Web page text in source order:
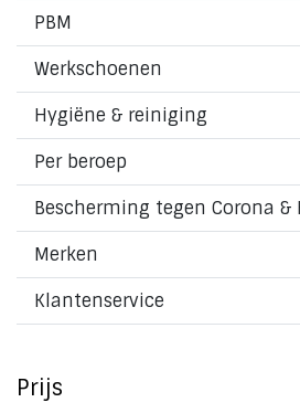
PBM
Werkschoenen
Hygiëne & reiniging
Per beroep
Merken
Klantenservice
Prijs